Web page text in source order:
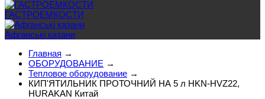
ГАСТРОЕМКОСТИ
Афганські казани
Главная →
ОБОРУДОВАНИЕ →
Тепловое оборудование →
КИП'ЯТИЛЬНИК ПРОТОЧНИЙ НА 5 л HKN-HVZ22,
HURAKAN Китай